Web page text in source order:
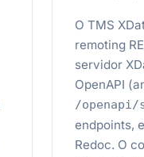
O TMS
remoting
servidor
OpenAPI
/openapi/
endpoints,
Redoc. O